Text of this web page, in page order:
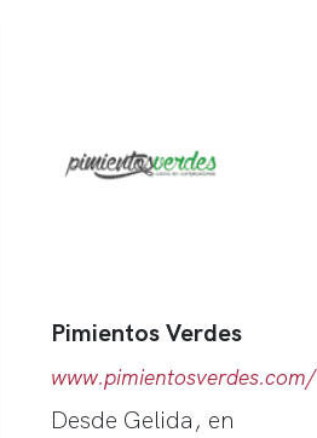
Pimientos Verdes
www.pimientosverdes.com/
Desde Gelida, en